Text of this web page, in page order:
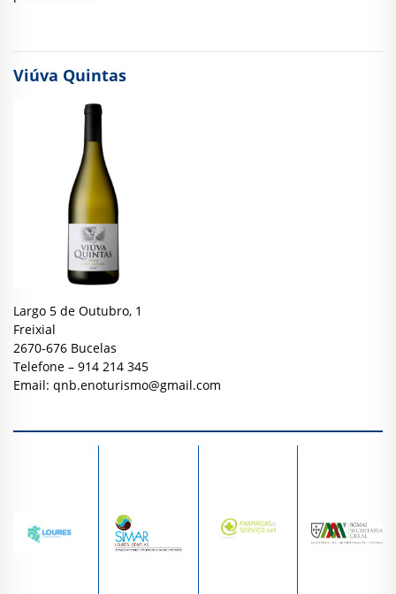
Viúva Quintas
Largo 5 de Outubro, 1
Freixial
2670-676 Bucelas
Telefone – 914 214 345
Email: qnb.enoturismo@gmail.com